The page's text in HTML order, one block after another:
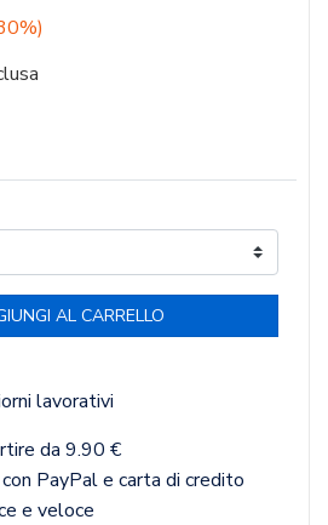
AL CARRELLO
lavorativi
da 9.90 €
PayPal e carta di credito
e veloce